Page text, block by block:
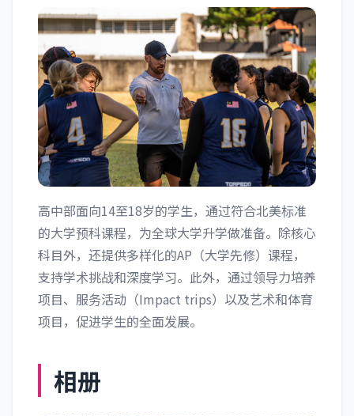
高中部面向14至18岁的学生，通过符合北美标准
的大学预科课程，为全球大学升学做准备。除核心
科目外，还提供多样化的AP（大学先修）课程，
支持学术挑战和深度学习。此外，通过领导力培养
项目、服务活动（Impact trips）以及艺术和体育
项目，促进学生的全面发展。
相册